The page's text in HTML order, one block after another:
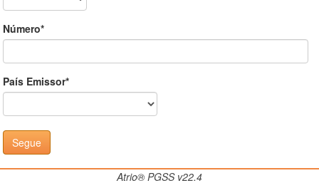
Número*
País Emissor*
Atrio® PGSS v22.4